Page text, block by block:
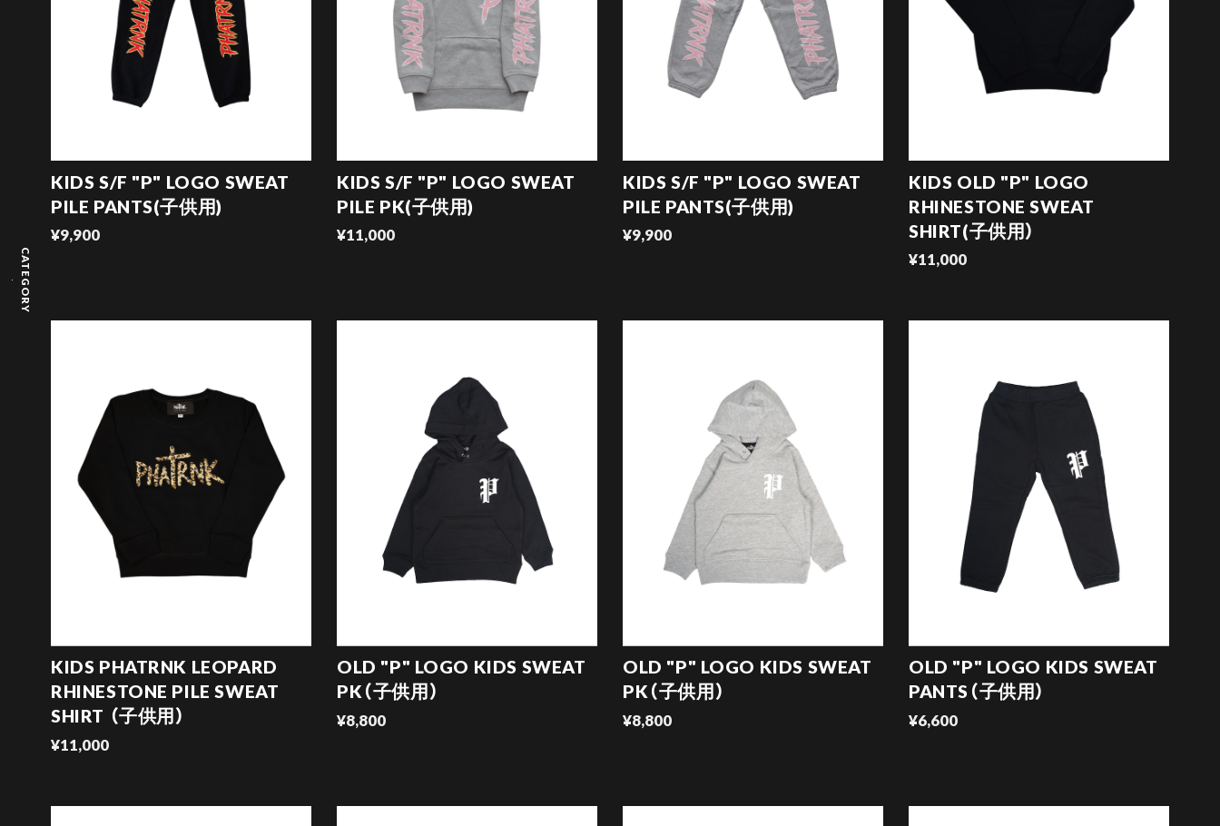
CATEGORY
KIDS S/F "P" LOGO SWEAT
PILE PANTS(子供用)
¥9,900
KIDS S/F "P" LOGO SWEAT
PILE PK(子供用)
¥11,000
KIDS S/F "P" LOGO SWEAT
PILE PANTS(子供用)
¥9,900
KIDS OLD "P" LOGO
RHINESTONE SWEAT
SHIRT(子供用）
¥11,000
KIDS PHATRNK LEOPARD
RHINESTONE PILE SWEAT
SHIRT （子供用）
¥11,000
OLD "P" LOGO KIDS SWEAT
PK（子供用）
¥8,800
OLD "P" LOGO KIDS SWEAT
PK（子供用）
¥8,800
OLD "P" LOGO KIDS SWEAT
PANTS（子供用）
¥6,600